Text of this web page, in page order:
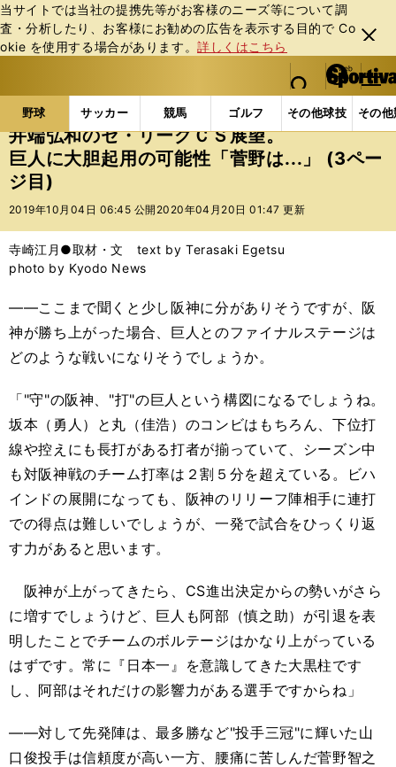
当サイトでは当社の提携先等がお客様のニーズ等について調
査・分析したり、お客様にお勧めの広告を表⽰する⽬的で Co
okie を使⽤する場合があります。詳しくはこちら
閉じ
る
web Sportiva (webスポルティーバ)
検索
マイペ
ー
ジ
メニュ
野球 サッカー 競馬 ゴルフ その他球技 その
b
ス
ポ
ル
テ
ー
バ
野球の記事一覧 プロ野球 井端弘和のセ・リーグＣ
井端弘和のセ・リーグＣＳ展望。
巨人に大胆起用の可能性「菅野は...」 (3ペー
ジ目)
2019年10月04日 06:45 公開 2020年04月20日 01:47 更新
寺崎江月●取材・文 text by Terasaki Egetsu
photo by Kyodo News
――ここまで聞くと少し阪神に分がありそうですが、阪
神が勝ち上がった場合、巨人とのファイナルステージは
どのような戦いになりそうでしょうか。
「"守"の阪神、"打"の巨人という構図になるでしょうね。
坂本（勇人）と丸（佳浩）のコンビはもちろん、下位打
線や控えにも長打がある打者が揃っていて、シーズン中
も対阪神戦のチーム打率は２割５分を超えている。ビハ
インドの展開になっても、阪神のリリーフ陣相手に連打
での得点は難しいでしょうが、一発で試合をひっくり返
す力があると思います。
阪神が上がってきたら、CS進出決定からの勢いがさら
に増すでしょうけど、巨人も阿部（慎之助）が引退を表
明したことでチームのボルテージはかなり上がっている
はずです。常に『日本一』を意識してきた大黒柱です
し、阿部はそれだけの影響力がある選手ですからね」
――対して先発陣は、最多勝など"投手三冠"に輝いた山
口俊投手は信頼度が高い一方、腰痛に苦しんだ菅野智之